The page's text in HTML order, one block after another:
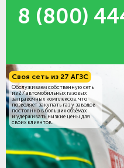
8 (800)
Своя сеть из 27 АГЗС
Обслуживаем собственную сеть
из 27 автомобильных газовых
заправочных комплексов, что
позволяет закупать газ у заводов
постоянно в больших объёмах
и удерживать низкие цены для
своих клиентов.